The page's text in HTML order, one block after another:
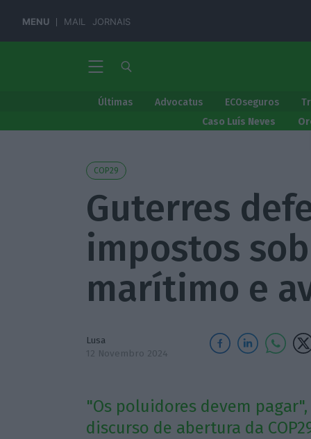
MENU MAIL JORNAIS
Últimas Advocatus ECOseguros
Caso Luís Neves
COP29
Guterres
impostos
marítimo e
Lusa
12 Novembro 2024
"Os poluidores devem
discurso de abertura da